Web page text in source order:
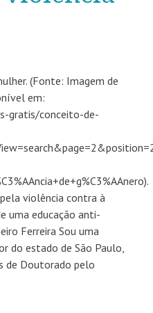
(Fonte: Imagem de
em:
gratis/conceito-de-
violência contra à
uma educação anti-
Ferreira Sou uma
do estado de São Paulo,
de Doutorado pelo